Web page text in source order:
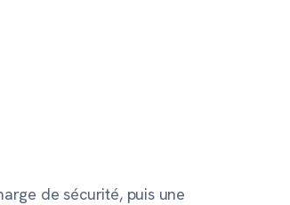
de sécurité, puis une